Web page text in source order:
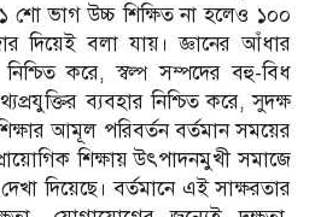
১ শো ভাগ উচ্চ শিক্ষিত না হলেও ১০০
দিয়েই বলা যায়। জ্ঞানের আঁধার
করে, স্বল্প সম্পদের বহু-বিধ
ব্যবহার নিশ্চিত করে, সুদক্ষ
আমূল পরিবর্তন বর্তমান সময়ের
শিক্ষায় উৎপাদনমুখী সমাজে
দিয়েছে। বর্তমানে এই সাক্ষরতার